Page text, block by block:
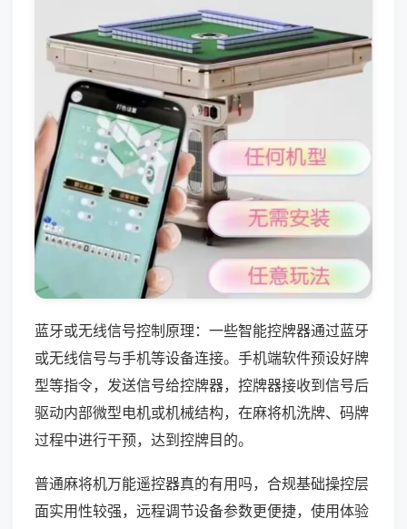
蓝牙或无线信号控制原理：一些智能控牌器通过蓝牙
或无线信号与手机等设备连接。手机端软件预设好牌
型等指令，发送信号给控牌器，控牌器接收到信号后
驱动内部微型电机或机械结构，在麻将机洗牌、码牌
过程中进行干预，达到控牌目的。
普通麻将机万能遥控器真的有用吗，合规基础操控层
面实用性较强，远程调节设备参数更便捷，使用体验